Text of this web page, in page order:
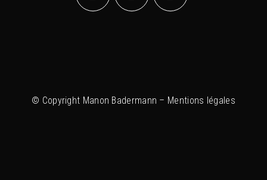
© Copyright Manon Badermann – Mentions légales